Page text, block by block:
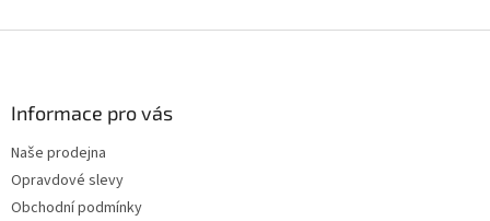
Informace pro vás
Naše prodejna
Opravdové slevy
Obchodní podmínky